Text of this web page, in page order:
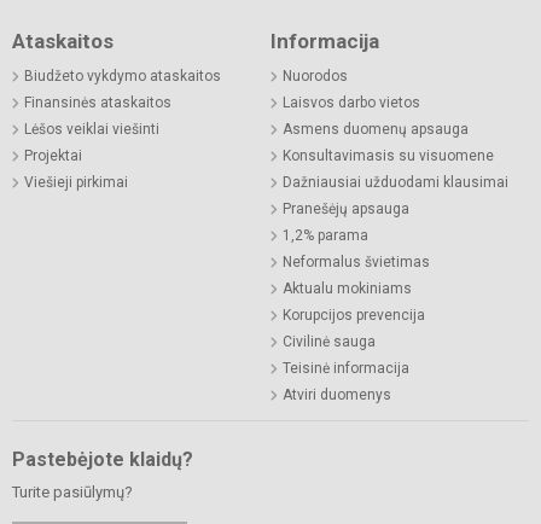
Ataskaitos
Biudžeto vykdymo ataskaitos
Finansinės ataskaitos
Lėšos veiklai viešinti
Projektai
Viešieji pirkimai
Informacija
Nuorodos
Laisvos darbo vietos
Asmens duomenų apsauga
Konsultavimasis su visuomene
Dažniausiai užduodami klausimai
Pranešėjų apsauga
1,2% parama
Neformalus švietimas
Aktualu mokiniams
Korupcijos prevencija
Civilinė sauga
Teisinė informacija
Atviri duomenys
Pastebėjote klaidų?
Turite pasiūlymų?